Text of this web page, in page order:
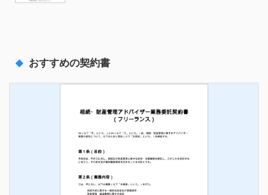
おすすめの契約書